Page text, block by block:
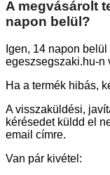
A megvásárolt
napon belül?
Igen, 14 napon
egeszsegszaki.hu-n
Ha a termék hibás,
A visszaküldési,
kérésedet küldd el
email címre.
Van pár kivétel: